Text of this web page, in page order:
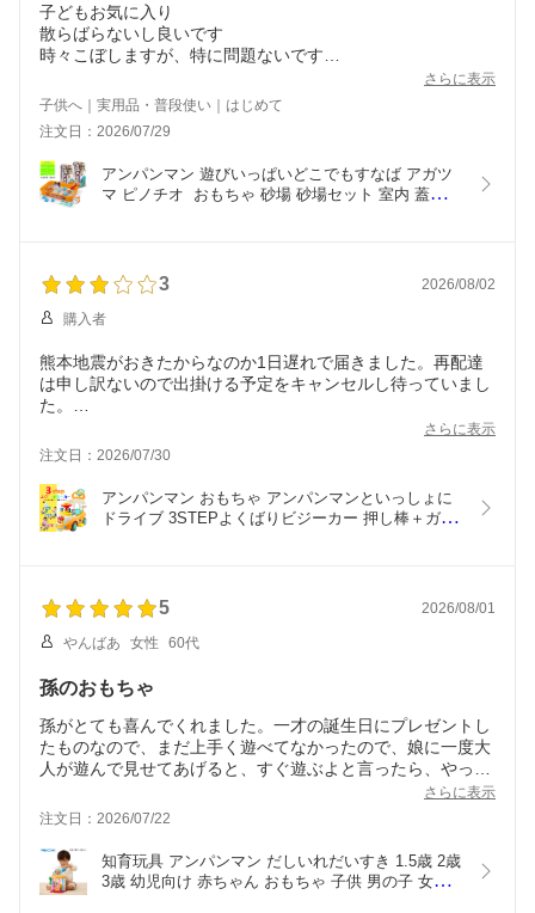
子どもお気に入り
散らばらないし良いです
時々こぼしますが、特に問題ないです
さらに表示
子供へ｜実用品・普段使い｜はじめて
注文日：2026/07/29
アンパンマン 遊びいっぱいどこでもすなば アガツ
マ ピノチオ  おもちゃ 砂場 砂場セット 室内 蓋付き
3 2026/08/02
購入者
熊本地震がおきたからなのか1日遅れで届きました。再配達
は申し訳ないので出掛ける予定をキャンセルし待っていまし
た。
茶色の包装紙で包まれていました。
プレゼントするのでまだ開けていませんが喜んでくれると思
います。
家族に動作確認もキチンとするように言います。
さらに表示
注文日：2026/07/30
アンパンマン おもちゃ アンパンマンといっしょに
ドライブ 3STEPよくばりビジーカー 押し棒＋ガー
5 2026/08/01
やんばあ 女性 60代
孫のおもちゃ
孫がとても喜んでくれました。一才の誕生日にプレゼントし
たものなので、まだ上手く遊べてなかったので、娘に一度大
人が遊んで見せてあげると、すぐ遊ぶよと言ったら、やっぱ
りすぐに覚えたみたいで、動画でおくってくれました。さらに表示
注文日：2026/07/22
知育玩具 アンパンマン だしいれだいすき 1.5歳 2歳
3歳 幼児向け 赤ちゃん おもちゃ 子供 男の子 女の